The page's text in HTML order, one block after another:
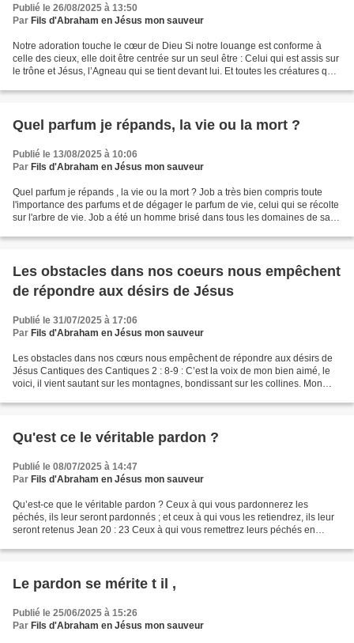
Publié le 26/08/2025 à 13:50
Par Fils d'Abraham en Jésus mon sauveur
Notre adoration touche le cœur de Dieu Si notre louange est conforme à
celle des cieux, elle doit être centrée sur un seul être : Celui qui est assis sur
le trône et Jésus, l’Agneau qui se tient devant lui. Et toutes les créatures qui
Quel parfum je répands, la vie ou la mort ?
Publié le 13/08/2025 à 10:06
Par Fils d'Abraham en Jésus mon sauveur
Quel parfum je répands , la vie ou la mort ? Job a très bien compris toute
l'importance des parfums et de dégager le parfum de vie, celui qui se récolte
sur l'arbre de vie. Job a été un homme brisé dans tous les domaines de sa
Les obstacles dans nos coeurs nous empêchent
de répondre aux désirs de Jésus
Publié le 31/07/2025 à 17:06
Par Fils d'Abraham en Jésus mon sauveur
Les obstacles dans nos cœurs nous empêchent de répondre aux désirs de
Jésus Cantiques des Cantiques 2 : 8-9 : C’est la voix de mon bien aimé, le
voici, il vient sautant sur les montagnes, bondissant sur les collines. Mon
Qu'est ce le véritable pardon ?
Publié le 08/07/2025 à 14:47
Par Fils d'Abraham en Jésus mon sauveur
Qu’est-ce que le véritable pardon ? Ceux à qui vous pardonnerez les
péchés, ils leur seront pardonnés ; et ceux à qui vous les retiendrez, ils leur
seront retenus Jean 20 : 23 Ceux à qui vous remettrez leurs péchés en
Le pardon se mérite t il ,
Publié le 25/06/2025 à 15:26
Par Fils d'Abraham en Jésus mon sauveur